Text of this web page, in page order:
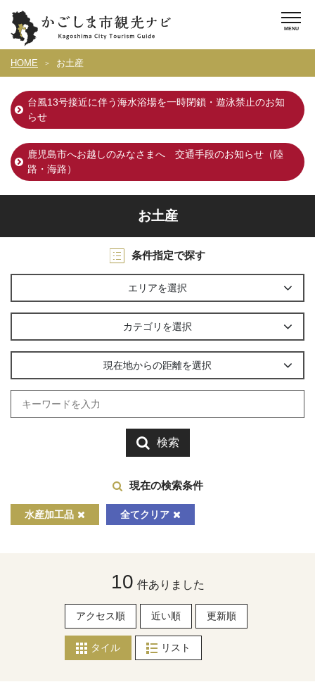
HOME お土産
台風13号接近に伴う海水浴場を一時閉鎖・遊泳禁止のお知
らせ
鹿児島市へお越しのみなさまへ 交通手段のお知らせ（陸
路・海路）
お土産
条件指定で探す
エリアを選択
カテゴリを選択
現在地からの距離を選択
検索
現在の検索条件
水産加工品 全てクリア
10 件ありました
アクセス順 近い順 更新順
タイル リスト